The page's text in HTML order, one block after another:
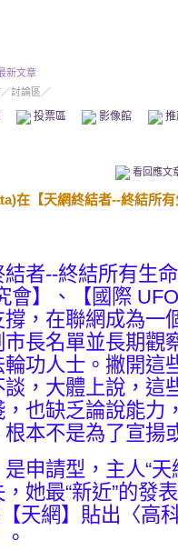
新文章
／討論區／
投票區 影像館
看回應文
在【天網終結者--終結所
結者--終結所有生
會】、【國際
撐，在聯網成為一
市長名單並長期觀
輪功人士。撇開這
談，大體上說，這
，也缺乏論說能力
根本不是為了宣揚
是申請型，主人“
她最“新近”的發
天網】貼出〈高